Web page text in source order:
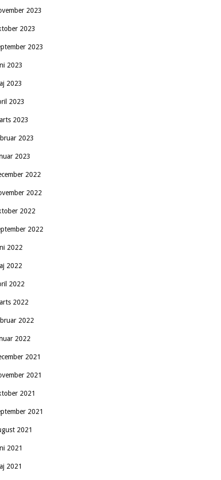
2023
2023
2023
2023
2023
2023
2023
2023
2023
2022
2022
2022
2022
2022
2022
2022
2022
2022
2022
2021
2021
2021
2021
2021
2021
2021